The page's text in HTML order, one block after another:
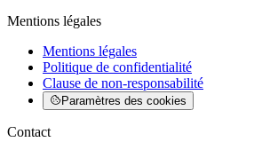
Mentions légales
Mentions légales
Politique de confidentialité
Clause de non-responsabilité
Paramètres des cookies
Contact